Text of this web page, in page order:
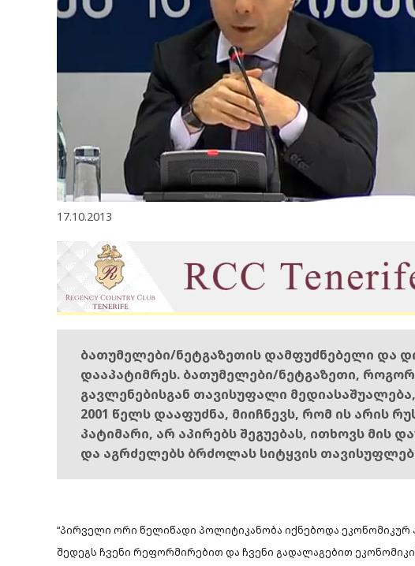
17.10.2013
ბათუმელები/ნეტგაზეთის დამფუძნებელი და
დააპატიმრეს. ბათუმელები/ნეტგაზეთი,
გავლენებისგან თავისუფალი
2001 წელს დააფუძნა, მიიჩნევს, რომ ის არის
პატიმარი, არ აპირებს შეგუებას, ითხოვს მის
და აგრძელებს ბრძოლას სიტყვის
“პირველი ორი წელიწადი პოლიტიკანობა იქნებოდა
შედეგს ჩვენი რეფორმირებით და ჩვენი გადალაგებით